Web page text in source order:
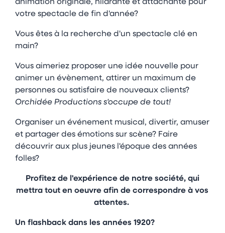
animation originale, hilarante et attachante pour
votre spectacle de fin d'année?
Vous êtes à la recherche d'un spectacle clé en
main?
Vous aimeriez proposer une idée nouvelle pour
animer un évènement, attirer un maximum de
personnes ou satisfaire de nouveaux clients?
Orchidée Productions s'occupe de tout!
Organiser un événement musical, divertir, amuser
et partager des émotions sur scène? Faire
découvrir aux plus jeunes l'époque des années
folles?
Profitez de l'expérience de notre société, qui
mettra tout en oeuvre afin de correspondre à vos
attentes.
Un flashback dans les années 1920?